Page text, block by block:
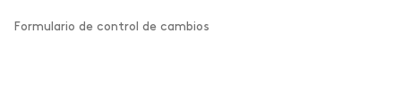
Formulario de control de cambios